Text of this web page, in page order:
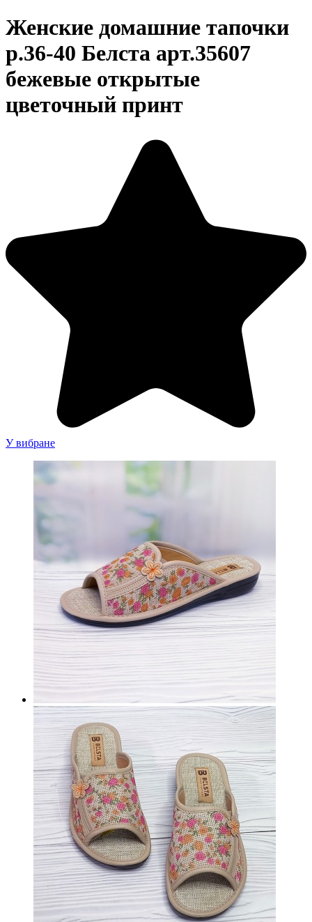
Женские домашние тапочки
р.36-40 Белста арт.35607
бежевые открытые
цветочный принт
У вибране